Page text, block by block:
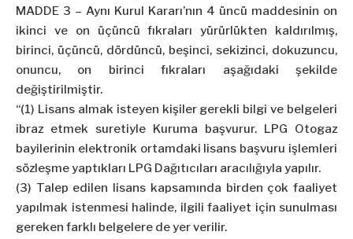
MADDE 3 – Aynı Kurul Kararı’nın 4 üncü maddesinin on
ikinci ve on üçüncü fıkraları yürürlükten kaldırılmış,
birinci, üçüncü, dördüncü, beşinci, sekizinci, dokuzuncu,
onuncu, on birinci fıkraları aşağıdaki şekilde
değiştirilmiştir.
“(1) Lisans almak isteyen kişiler gerekli bilgi ve belgeleri
ibraz etmek suretiyle Kuruma başvurur. LPG Otogaz
bayilerinin elektronik ortamdaki lisans başvuru işlemleri
sözleşme yaptıkları LPG Dağıtıcıları aracılığıyla yapılır.
(3) Talep edilen lisans kapsamında birden çok faaliyet
yapılmak istenmesi halinde, ilgili faaliyet için sunulması
gereken farklı belgelere de yer verilir.